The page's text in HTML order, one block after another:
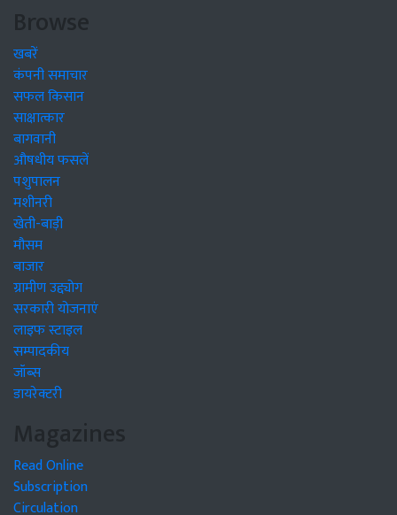
Browse
खबरें
कंपनी समाचार
सफल किसान
साक्षात्कार
बागवानी
औषधीय फसलें
पशुपालन
मशीनरी
खेती-बाड़ी
मौसम
बाजार
ग्रामीण उद्द्योग
सरकारी योजनाएं
लाइफ स्टाइल
सम्पादकीय
जॉब्स
डायरेक्टरी
Magazines
Read Online
Subscription
Circulation